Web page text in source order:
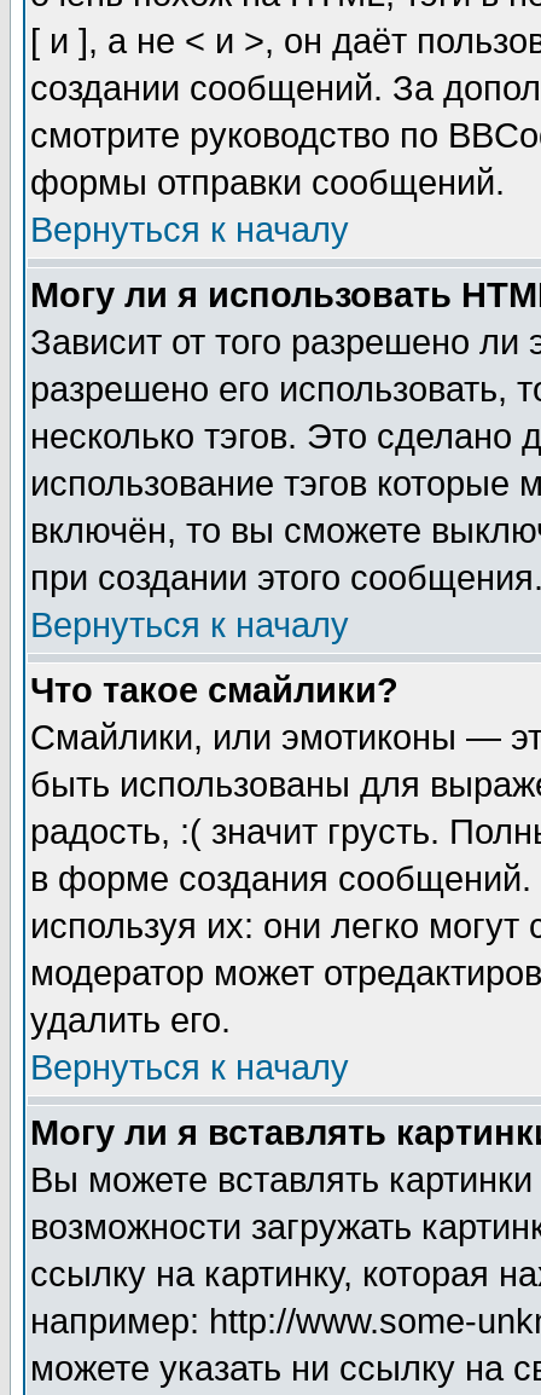
[ и ], а не < и >, он даёт
создании сообщений. За
смотрите руководство по
формы отправки сообщений.
Вернуться к началу
Могу ли я использовать
Зависит от того разрешено
разрешено его использовать,
несколько тэгов. Это сделано
использование тэгов
включён, то вы сможете
при создании этого
Вернуться к началу
Что такое смайлики?
Смайлики, или эмотиконы —
быть использованы для
радость, :( значит грусть.
в форме создания сообщений.
используя их: они легко
модератор может
удалить его.
Вернуться к началу
Могу ли я вставлять
Вы можете вставлять
возможности загружать
ссылку на картинку, которая
например: http://www.some-
можете указать ни ссылку на